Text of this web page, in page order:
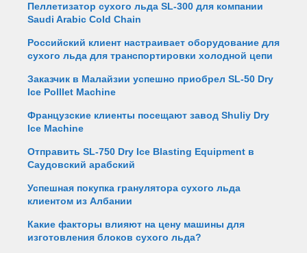
Пеллетизатор сухого льда SL-300 для компании
Saudi Arabic Cold Chain
Российский клиент настраивает оборудование для
сухого льда для транспортировки холодной цепи
Заказчик в Малайзии успешно приобрел SL-50 Dry
Ice Polllet Machine
Французские клиенты посещают завод Shuliy Dry
Ice Machine
Отправить SL-750 Dry Ice Blasting Equipment в
Саудовский арабский
Успешная покупка гранулятора сухого льда
клиентом из Албании
Какие факторы влияют на цену машины для
изготовления блоков сухого льда?